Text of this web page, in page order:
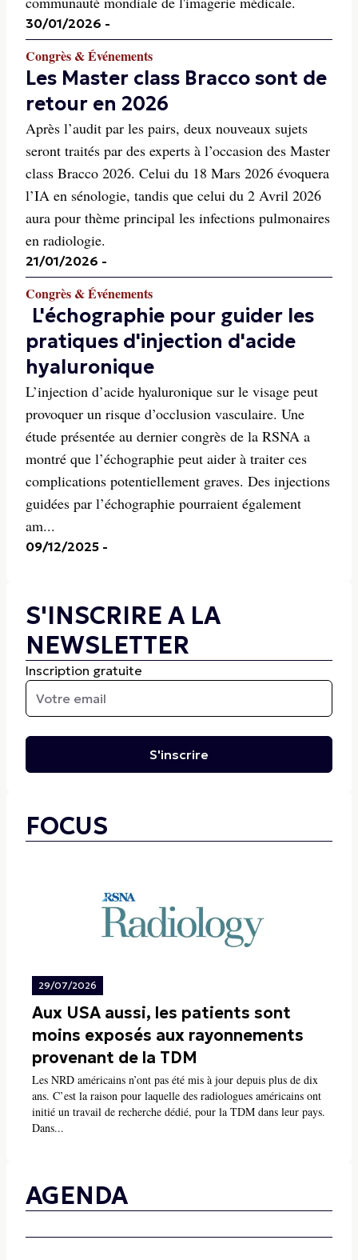
30/01/2026 -
Congrès & Événements
Les Master class Bracco sont de
retour en 2026
Après l’audit par les pairs, deux nouveaux sujets
seront traités par des experts à l’occasion des Master
class Bracco 2026. Celui du 18 Mars 2026 évoquera
l’IA en sénologie, tandis que celui du 2 Avril 2026
aura pour thème principal les infections pulmonaires
en radiologie.
21/01/2026 -
Congrès & Événements
L'échographie pour guider les
pratiques d'injection d'acide
hyaluronique
L’injection d’acide hyaluronique sur le visage peut
provoquer un risque d’occlusion vasculaire. Une
étude présentée au dernier congrès de la RSNA a
montré que l’échographie peut aider à traiter ces
complications potentiellement graves. Des injections
guidées par l’échographie pourraient également
am...
09/12/2025 -
S'INSCRIRE A LA
NEWSLETTER
Inscription gratuite
S'inscrire
FOCUS
29/07/2026
Aux USA aussi, les patients sont
moins exposés aux rayonnements
provenant de la TDM
Les NRD américains n’ont pas été mis à jour depuis plus de dix
ans. C’est la raison pour laquelle des radiologues américains ont
initié un travail de recherche dédié, pour la TDM dans leur pays.
Dans...
AGENDA